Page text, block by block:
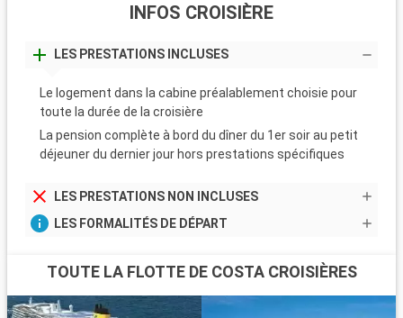
INFOS CROISIÈRE
LES PRESTATIONS INCLUSES
Le logement dans la cabine préalablement choisie pour
toute la durée de la croisière
La pension complète à bord du dîner du 1er soir au petit
déjeuner du dernier jour hors prestations spécifiques
LES PRESTATIONS NON INCLUSES
LES FORMALITÉS DE DÉPART
TOUTE LA FLOTTE DE COSTA CROISIÈRES